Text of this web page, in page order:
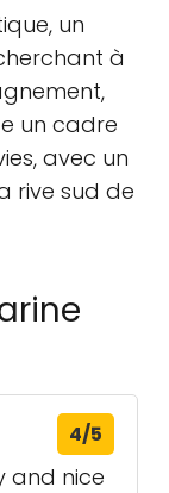
un
à
un cadre
avec un
rive sud de
4/5
and nice